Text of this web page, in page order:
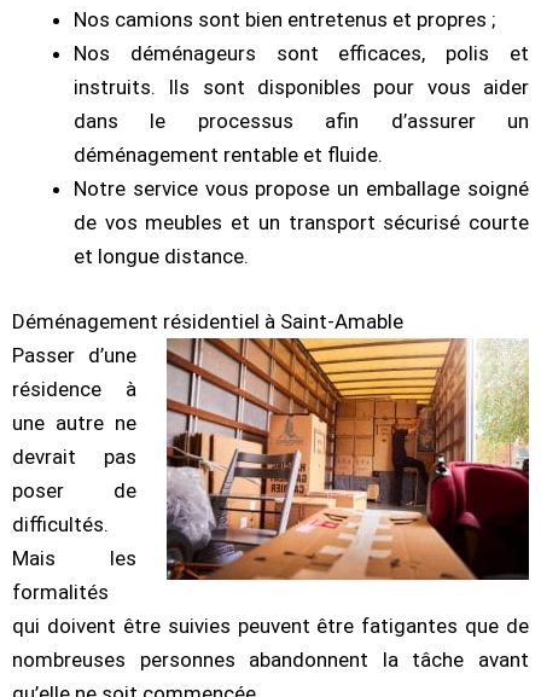
Nos camions sont bien entretenus et propres ;
Nos déménageurs sont efficaces, polis et
instruits. Ils sont disponibles pour vous aider
dans le processus afin d’assurer un
déménagement rentable et fluide.
Notre service vous propose un emballage soigné
de vos meubles et un transport sécurisé courte
et longue distance.
Déménagement résidentiel à Saint-Amable
Passer d’une
résidence à
une autre ne
devrait pas
poser de
difficultés.
Mais les
formalités
qui doivent être suivies peuvent être fatigantes que de
nombreuses personnes abandonnent la tâche avant